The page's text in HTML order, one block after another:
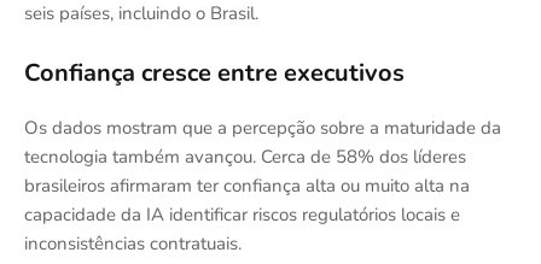
seis países, incluindo o Brasil.
Confiança cresce entre executivos
Os dados mostram que a percepção sobre a maturidade da
tecnologia também avançou. Cerca de 58% dos líderes
brasileiros afirmaram ter confiança alta ou muito alta na
capacidade da IA identificar riscos regulatórios locais e
inconsistências contratuais.